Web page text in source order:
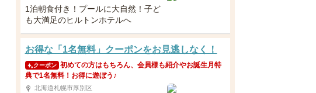
1泊朝食付き！プールに大自然！子ど
も大満足のヒルトンホテルへ
お得な「1名無料」クーポンをお見逃しなく！
クーポン 初めての方はもちろん、会員様も紹介やお誕生月特
典で1名無料！お得に遊ぼう♪
北海道札幌市厚別区